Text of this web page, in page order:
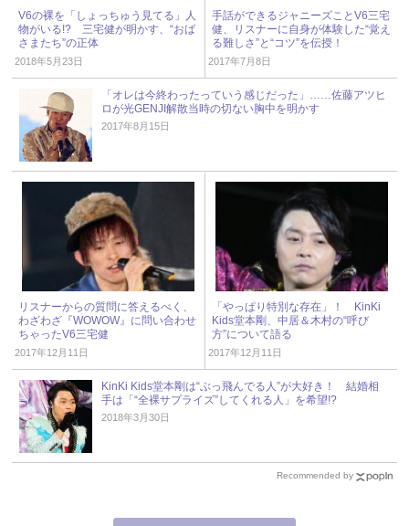
V6の裸を「しょっちゅう見てる」人
物がいる!? 三宅健が明かす、“おば
さまたち”の正体
2018年5月23日
手話ができるジャニーズことV6三宅
健、リスナーに自身が体験した“覚え
る難しさ”と“コツ”を伝授！
2017年7月8日
「オレは今終わったっていう感じだった」……佐藤アツヒ
ロが光GENJI解散当時の切ない胸中を明かす
2017年8月15日
リスナーからの質問に答えるべく、
わざわざ『WOWOW』に問い合わせ
ちゃったV6三宅健
2017年12月11日
「やっぱり特別な存在」！ KinKi
Kids堂本剛、中居＆木村の“呼び
方”について語る
2017年12月11日
KinKi Kids堂本剛は“ぶっ飛んでる人”が大好き！ 結婚相
手は「“全裸サプライズ”してくれる人」を希望!?
2018年3月30日
Recommended by